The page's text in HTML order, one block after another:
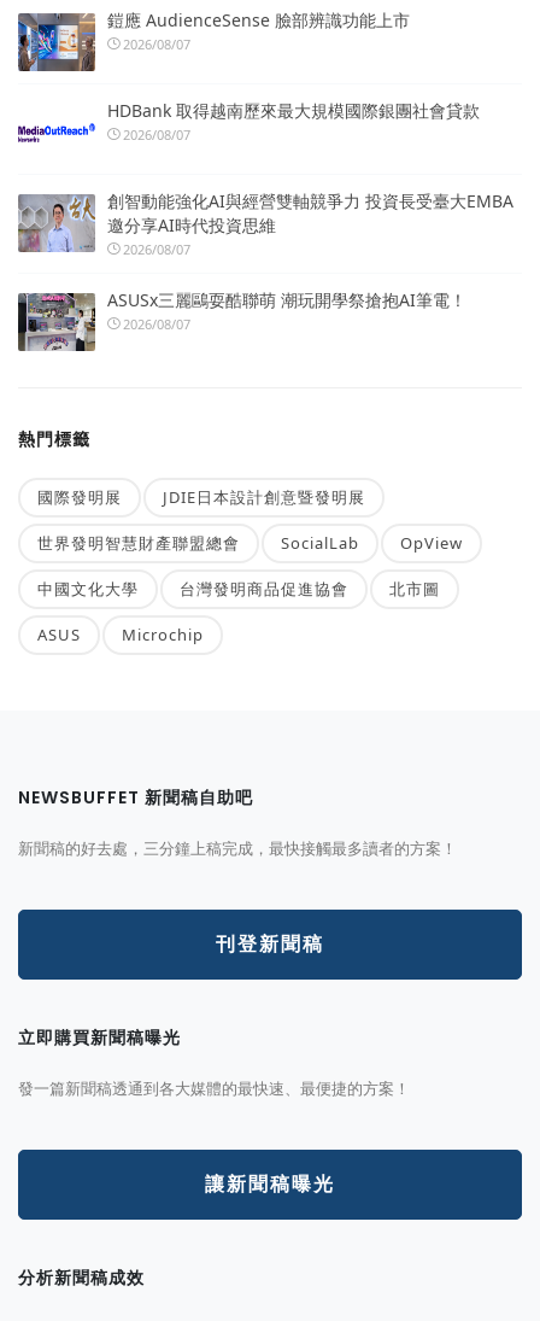
鎧應 AudienceSense 臉部辨識功能上市
2026/08/07
HDBank 取得越南歷來最大規模國際銀團社會貸款
2026/08/07
創智動能強化AI與經營雙軸競爭力 投資長受臺大EMBA
邀分享AI時代投資思維
2026/08/07
ASUSx三麗鷗耍酷聯萌 潮玩開學祭搶抱AI筆電！
2026/08/07
熱門標籤
國際發明展 JDIE日本設計創意暨發明展
世界發明智慧財產聯盟總會 SocialLab OpView
中國文化大學 台灣發明商品促進協會 北市圖
ASUS Microchip
NEWSBUFFET 新聞稿自助吧
新聞稿的好去處，三分鐘上稿完成，最快接觸最多讀者的方案！
刊登新聞稿
立即購買新聞稿曝光
發一篇新聞稿透通到各大媒體的最快速、最便捷的方案！
讓新聞稿曝光
分析新聞稿成效